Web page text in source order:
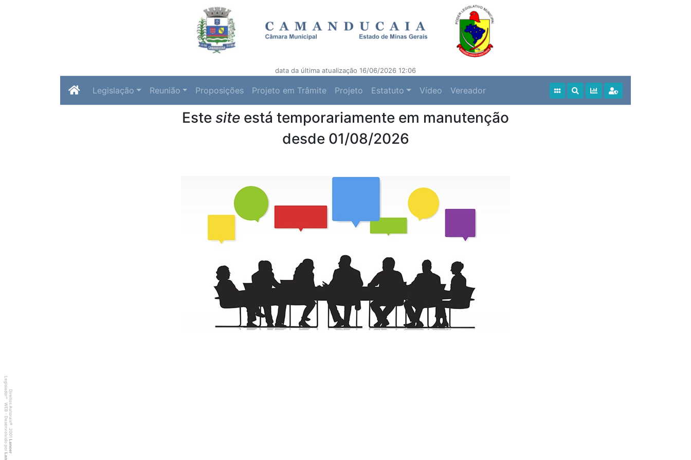
data da última atualização 16/06/2026 12:06
Legislação Reunião Proposições Projeto em Trâmite Projeto Estatuto Vídeo Vereador
Este site está temporariamente em manutenção
desde 01/08/2026
Direitos Autorais
©
2001
Lancer
Legislador
®
WEB - Desenvolvido por